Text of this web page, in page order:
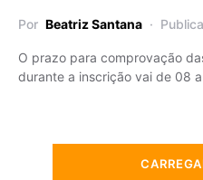
Por Beatriz Santana
O prazo para comprovação
durante a inscrição vai de 08